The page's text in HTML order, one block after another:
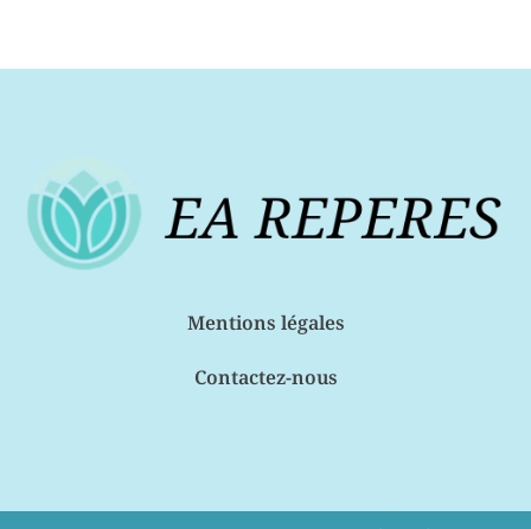
Mentions légales
Contactez-nous